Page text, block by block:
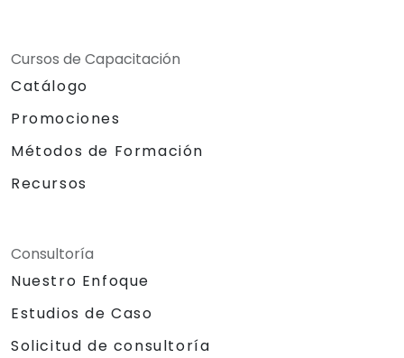
Cursos de Capacitación
Catálogo
Promociones
Métodos de Formación
Recursos
Consultoría
Nuestro Enfoque
Estudios de Caso
Solicitud de consultoría